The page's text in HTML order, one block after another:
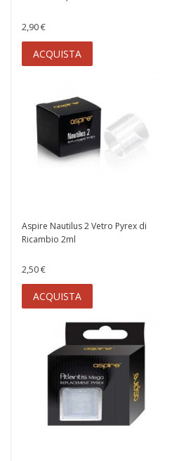
2,90 €
ACQUISTA
Aspire Nautilus 2 Vetro Pyrex di
Ricambio 2ml
2,50 €
ACQUISTA